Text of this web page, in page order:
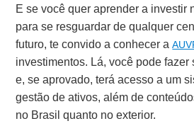
E se você quer aprender a investir
para se resguardar de qualquer
futuro, te convido a conhecer a
investimentos. Lá, você pode
e, se aprovado, terá acesso a um
gestão de ativos, além de
no Brasil quanto no exterior.